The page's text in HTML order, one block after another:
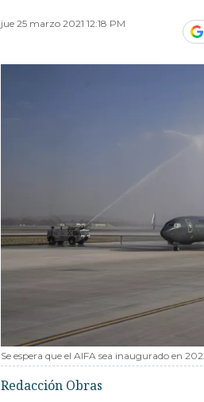
jue 25 marzo 2021 12:18 PM
Se espera que el AIFA sea inaugurado en
Redacción Obras